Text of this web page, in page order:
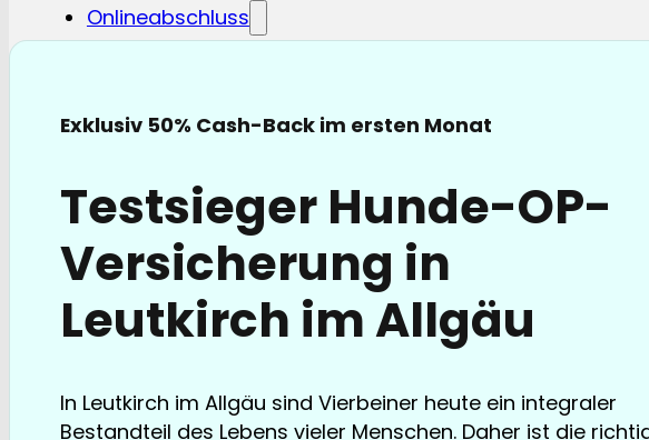
Onlineabschluss
Hunde-OP
Katzen-KV
Pferde Haftplicht
Blog
FAQ
Partnerschaften
Über uns
Exklusiv 50% Cash-Back im ersten Monat
Testsieger Hunde-OP-
Versicherung in
Leutkirch im Allgäu
In Leutkirch im Allgäu sind Vierbeiner heute ein integraler
Bestandteil des Lebens vieler Menschen. Daher ist die